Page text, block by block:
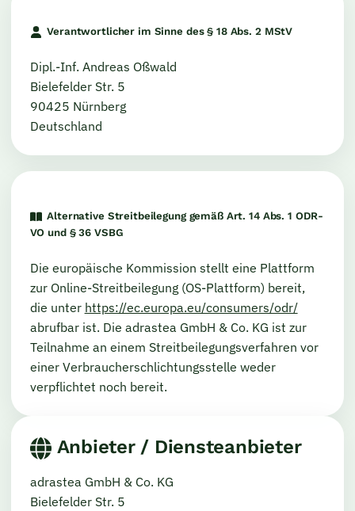
Verantwortlicher im Sinne des § 18 Abs. 2 MStV
Dipl.-Inf. Andreas Oßwald
Bielefelder Str. 5
90425 Nürnberg
Deutschland
Alternative Streitbeilegung gemäß Art. 14 Abs. 1 ODR-
VO und § 36 VSBG
Die europäische Kommission stellt eine Plattform
zur Online-Streitbeilegung (OS-Plattform) bereit,
die unter https://ec.europa.eu/consumers/odr/
abrufbar ist. Die adrastea GmbH & Co. KG ist zur
Teilnahme an einem Streitbeilegungsverfahren vor
einer Verbraucherschlichtungsstelle weder
verpflichtet noch bereit.
Anbieter / Diensteanbieter
adrastea GmbH & Co. KG
Bielefelder Str. 5